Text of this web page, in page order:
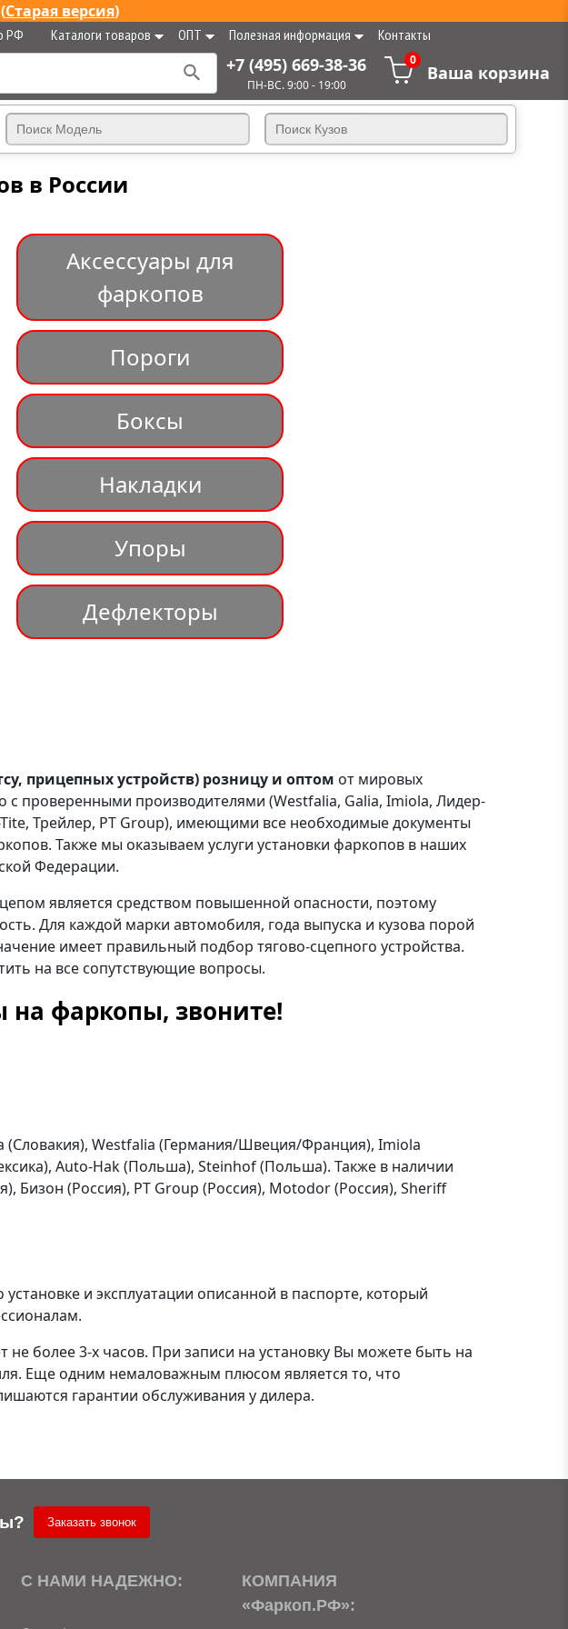
(Старая версия)
РФ Каталоги товаров ОПТ Полезная информация Контакты
+7 (495) 669-38-36
ПН-ВС. 9:00 - 19:00
0
Ваша корзина
в России
Аксессуары для
фаркопов
Пороги
Боксы
Накладки
Упоры
Дефлекторы
прицепных устройств) розницу и оптом от мировых
проверенными производителями (Westfalia, Galia, Imiola, Лидер-
Трейлер, PT Group), имеющими все необходимые документы
Также мы оказываем услуги установки фаркопов в наших
Федерации.
является средством повышенной опасности, поэтому
Для каждой марки автомобиля, года выпуска и кузова порой
имеет правильный подбор тягово-сцепного устройства.
на все сопутствующие вопросы.
на фаркопы, звоните!
Westfalia (Германия/Швеция/Франция), Imiola
Auto-Hak (Польша), Steinhof (Польша). Также в наличии
Бизон (Россия), PT Group (Россия), Motodor (Россия), Sheriff
и эксплуатации описанной в паспорте, который
более 3-х часов. При записи на установку Вы можете быть на
Еще одним немаловажным плюсом является то, что
гарантии обслуживания у дилера.
Заказать звонок
С НАМИ НАДЕЖНО:
КОМПАНИЯ
«Фаркоп.РФ»: